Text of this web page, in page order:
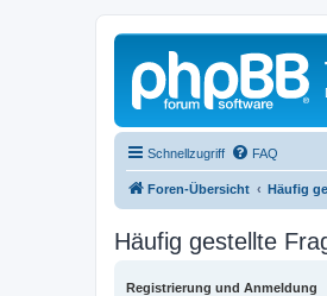
Schnellzugriff FAQ
Foren-Übersicht Häufig
Häufig gestellte
Registrierung und Anmeldung